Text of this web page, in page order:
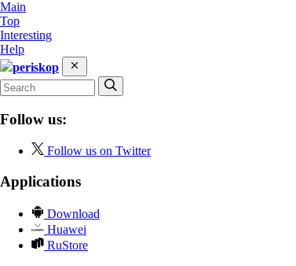
Main
Top
Interesting
Help
periskop
Follow us:
Follow us on Twitter
Applications
Download
Huawei
RuStore